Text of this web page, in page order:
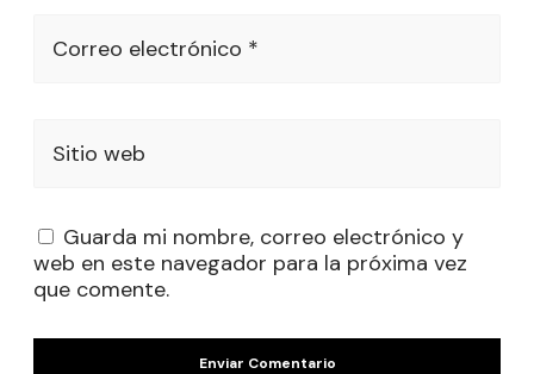
Correo electrónico *
Sitio web
Guarda mi nombre, correo electrónico y
web en este navegador para la próxima vez
que comente.